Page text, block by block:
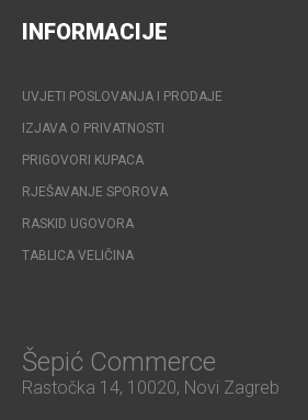
INFORMACIJE
UVJETI POSLOVANJA I PRODAJE
IZJAVA O PRIVATNOSTI
PRIGOVORI KUPACA
RJEŠAVANJE SPOROVA
RASKID UGOVORA
TABLICA VELIČINA
Šepić Commerce
Rastočka 14, 10020, Novi Zagreb